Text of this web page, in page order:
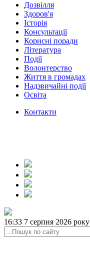
Дозвілля
Здоров'я
Історія
Консультації
Корисні поради
Література
Події
Волонтерство
Життя в громадах
Надзвичайні події
Освіта
Контакти
16:33 7 серпня 2026 року